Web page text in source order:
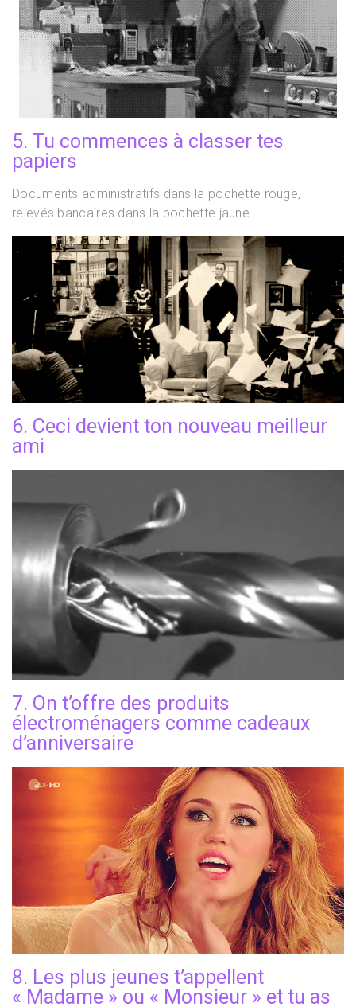
5. Tu commences à classer tes
papiers
Documents administratifs dans la pochette rouge,
relevés bancaires dans la pochette jaune…
6. Ceci devient ton nouveau meilleur
ami
7. On t’offre des produits
électroménagers comme cadeaux
d’anniversaire
8. Les plus jeunes t’appellent
« Madame » ou « Monsieur » et tu as